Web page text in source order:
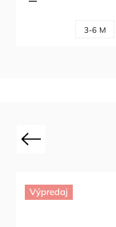
3-6 M
Previous
Výpredaj